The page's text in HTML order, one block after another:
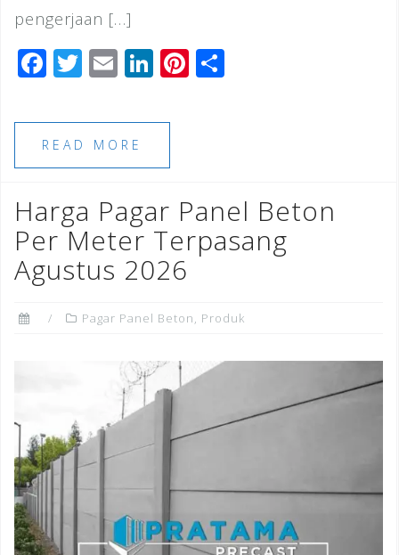
pengerjaan […]
F
c
e
b
o
o
k
T
tt
e
r
E
ai
l
Li
k
dI
n
Pi
st
READ MORE
Harga Pagar Panel Beton
Per Meter Terpasang
Agustus 2026
Pagar Panel Beton, Produk